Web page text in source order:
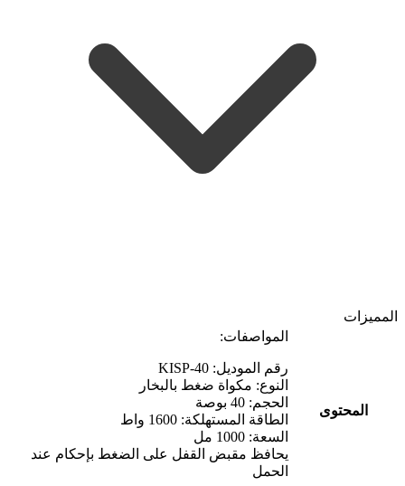
المميزات
المحتوى
المواصفات:
رقم الموديل: KISP-40
النوع: مكواة ضغط بالبخار
الحجم: 40 بوصة
الطاقة المستهلكة: 1600 واط
السعة: 1000 مل
يحافظ مقبض القفل على الضغط بإحكام عند
الحمل